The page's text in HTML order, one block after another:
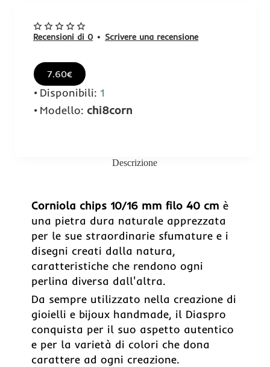
Recensioni di 0 • Scrivere una recensione
7.60€
Disponibili: 1
Modello: chi8corn
Descrizione
Corniola chips 10/16 mm filo 40 cm è
una pietra dura naturale apprezzata
per le sue straordinarie sfumature e i
disegni creati dalla natura,
caratteristiche che rendono ogni
perlina diversa dall'altra.
Da sempre utilizzato nella creazione di
gioielli e bijoux handmade, il Diaspro
conquista per il suo aspetto autentico
e per la varietà di colori che dona
carattere ad ogni creazione.